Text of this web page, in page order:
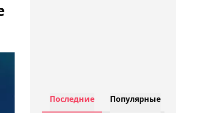
Последние Популярные